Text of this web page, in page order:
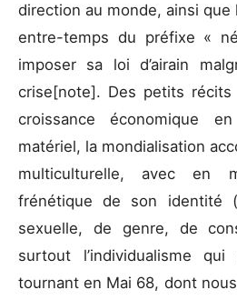
direction au monde, ainsi
entre-temps du préfixe «
imposer sa loi d’airain
crise[note]. Des petits
croissance économique
matériel, la mondialisation
multiculturelle, avec en
frénétique de son identité
sexuelle, de genre, de
surtout l’individualisme
tournant en Mai 68, dont